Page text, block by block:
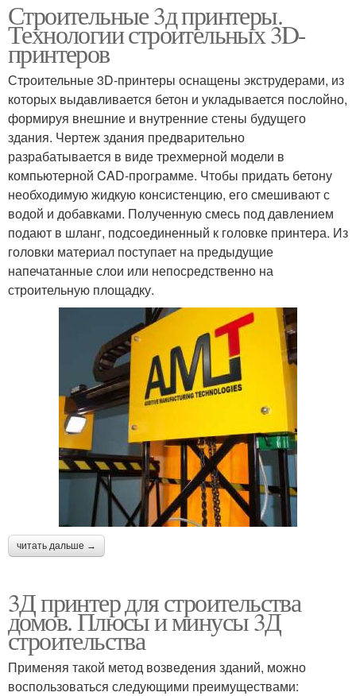
Строительные 3д принтеры.
Технологии строительных 3D-
принтеров
Строительные 3D-принтеры оснащены экструдерами, из
которых выдавливается бетон и укладывается послойно,
формируя внешние и внутренние стены будущего
здания. Чертеж здания предварительно
разрабатывается в виде трехмерной модели в
компьютерной CAD-программе. Чтобы придать бетону
необходимую жидкую консистенцию, его смешивают с
водой и добавками. Полученную смесь под давлением
подают в шланг, подсоединенный к головке принтера. Из
головки материал поступает на предыдущие
напечатанные слои или непосредственно на
строительную площадку.
читать дальше →
3Д принтер для строительства
домов. Плюсы и минусы 3Д
строительства
Применяя такой метод возведения зданий, можно
воспользоваться следующими преимуществами: